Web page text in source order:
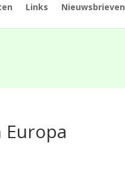
Links Nieuwsbrieven